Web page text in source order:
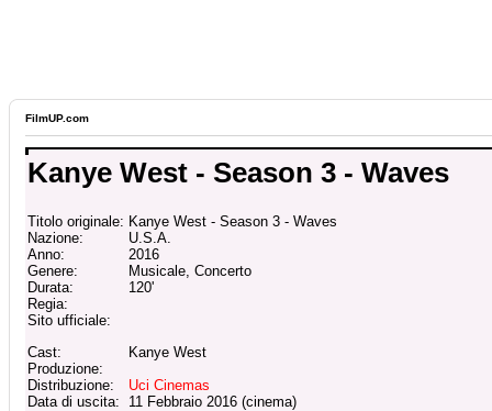
FilmUP.com
Kanye West - Season 3 - Waves
Titolo originale: Kanye West - Season 3 - Waves
Nazione:
U.S.A.
Anno:
2016
Genere:
Musicale, Concerto
Durata:
120'
Regia:
Sito ufficiale:
Cast:
Kanye West
Produzione:
Distribuzione:
Uci Cinemas
Data di uscita:
11 Febbraio 2016 (cinema)